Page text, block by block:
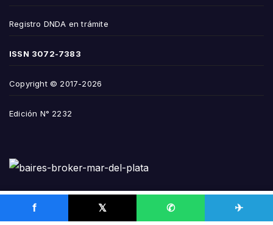
Registro DNDA en trámite
ISSN 3072-7383
Copyright © 2017-2026
Edición N° 2232
f 𝕏 ✆ ✈